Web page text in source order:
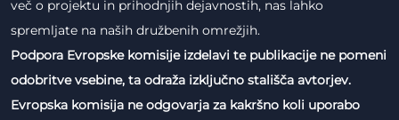
več o projektu in prihodnjih dejavnostih, nas lahko
spremljate na naših družbenih omrežjih.
Podpora Evropske komisije izdelavi te publikacije ne pomeni
odobritve vsebine, ta odraža izključno stališča avtorjev.
Evropska komisija ne odgovarja za kakršno koli uporabo